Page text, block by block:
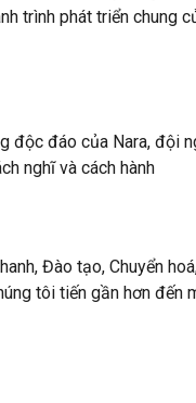
trình phát triển chung
độc đáo của Nara, đội
nghĩ và cách hành
Đào tạo, Chuyển hoá
tôi tiến gần hơn đến